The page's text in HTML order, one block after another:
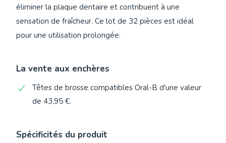
éliminer la plaque dentaire et contribuent à une
sensation de fraîcheur. Ce lot de 32 pièces est idéal
pour une utilisation prolongée.
La vente aux enchères
Têtes de brosse compatibles Oral-B d'une valeur
de 43,95 €.
Spécificités du produit